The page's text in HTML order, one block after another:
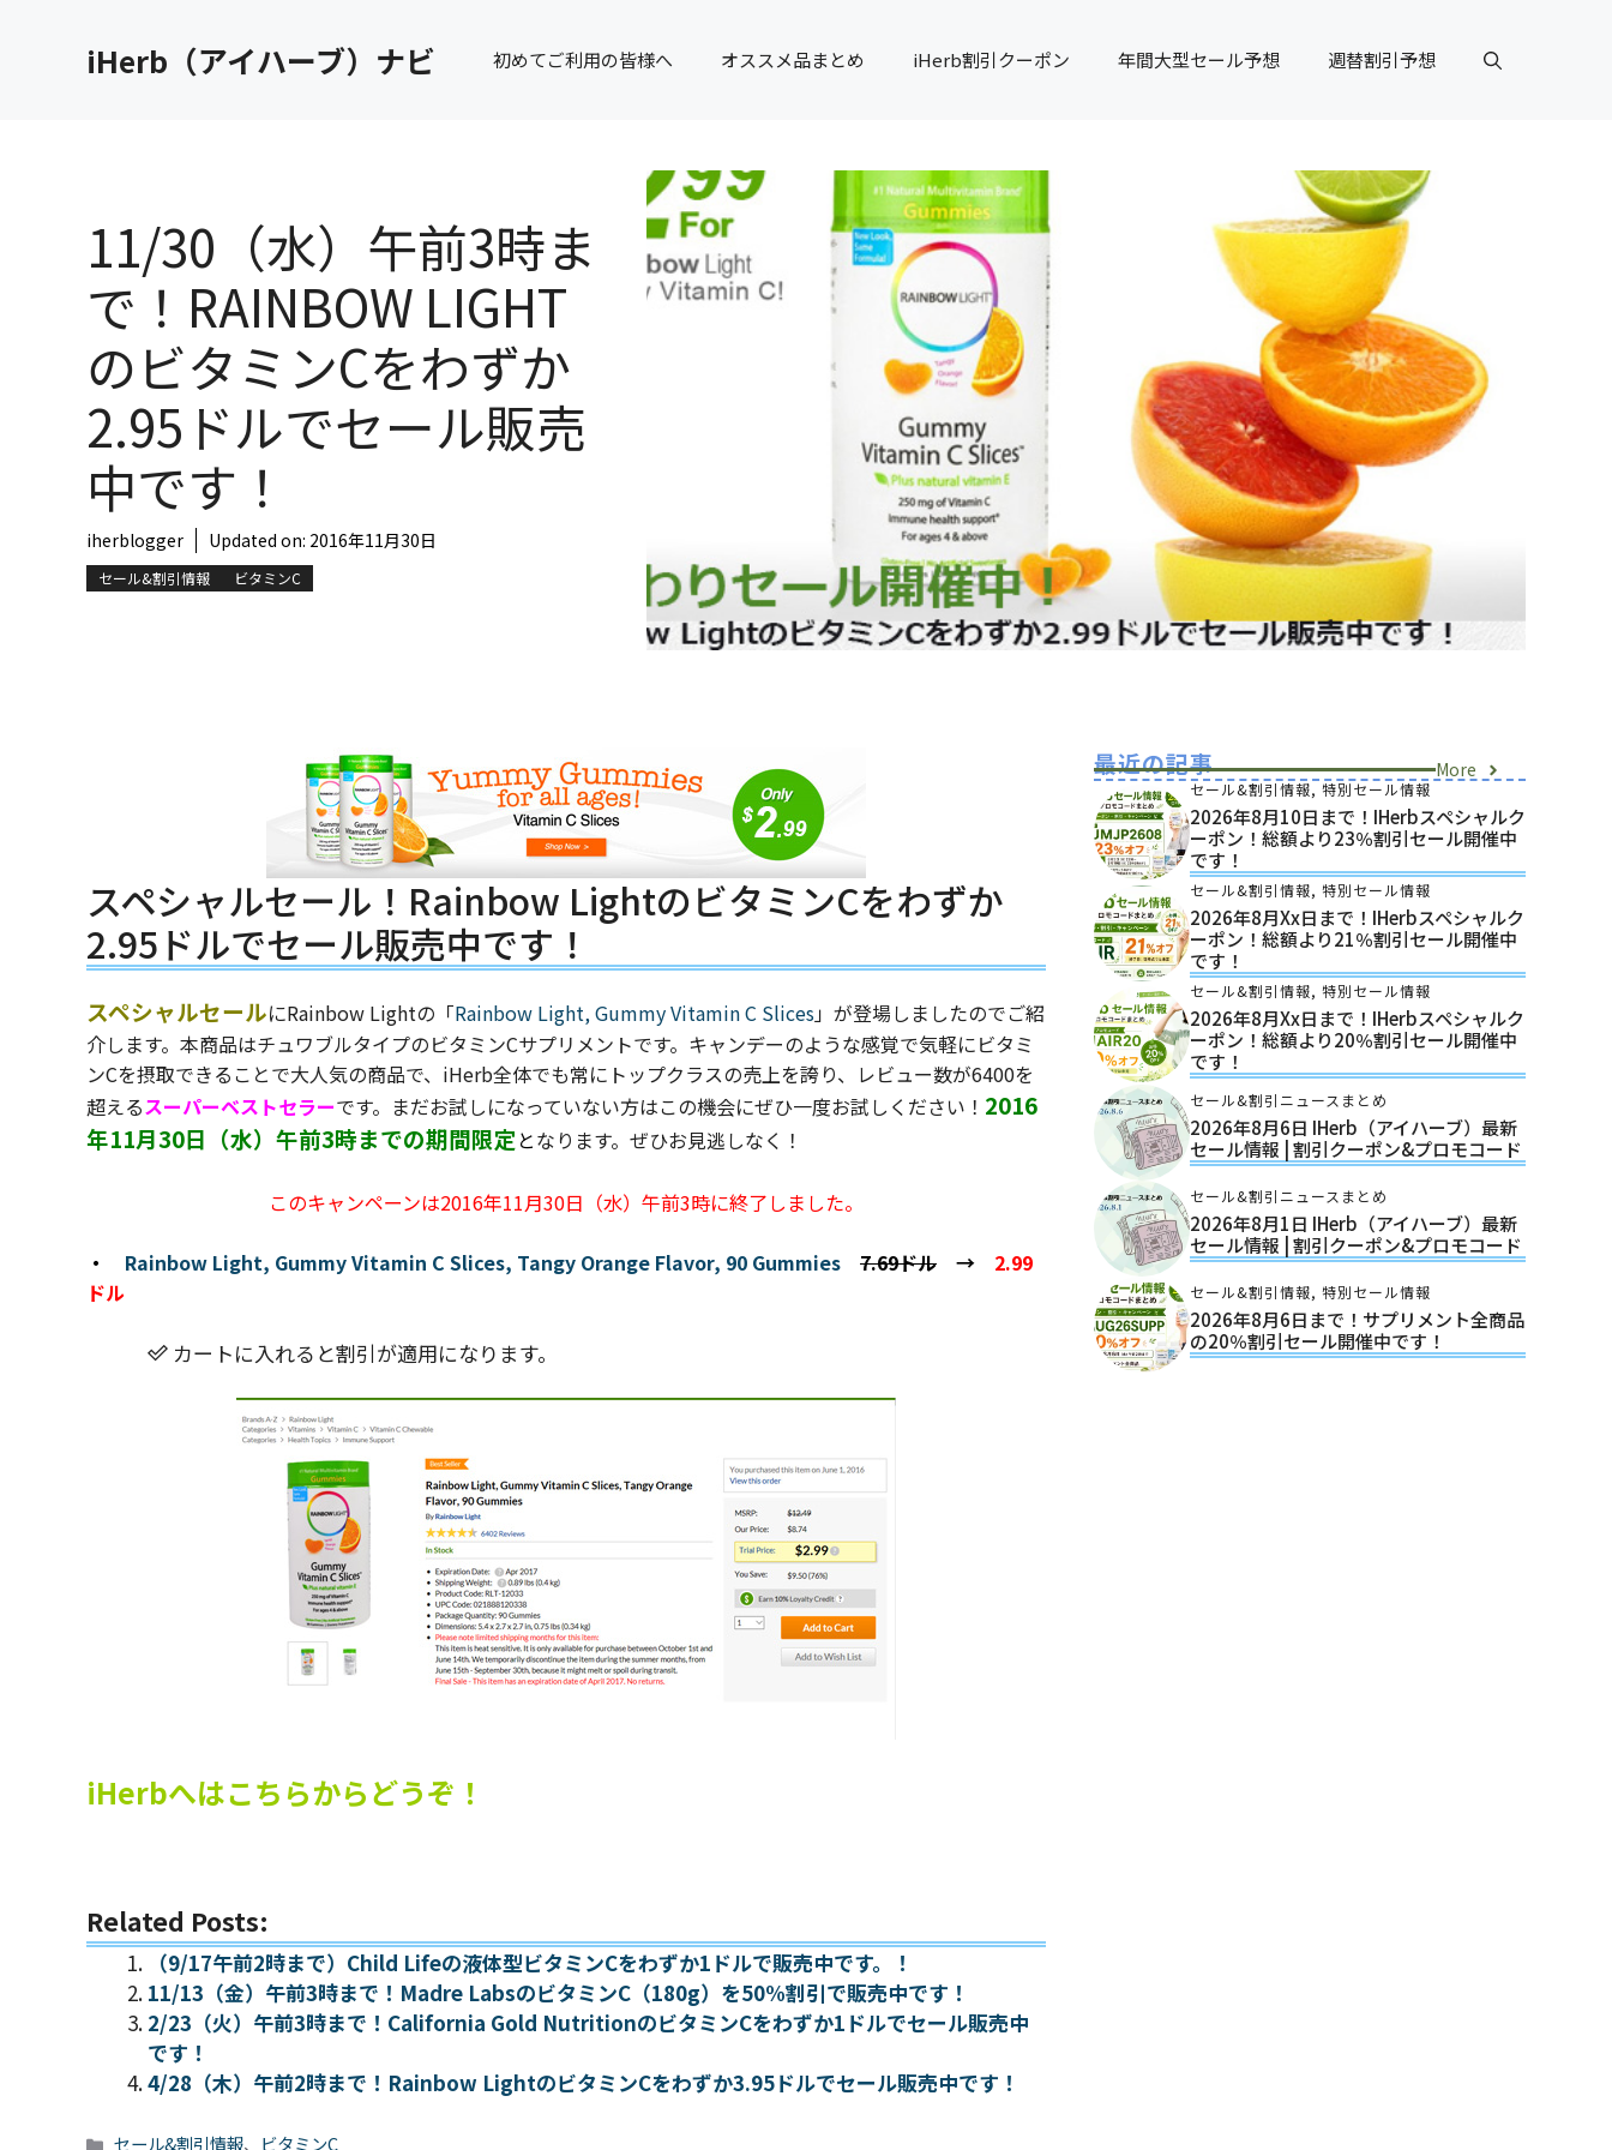
iHerb（アイハーブ）ナビ 初めてご利用の皆様へ オススメ品まとめ iHerb割引クーポン 年間大型セール予想 週替割引予想
11/30（水）午前3時ま
で！RAINBOW LIGHT
のビタミンCをわずか
2.95ドルでセール販売
中です！
iherblogger Updated on: 2016年11月30日
セール&割引情報 ビタミンC
スペシャルセール！Rainbow LightのビタミンCをわずか
2.95ドルでセール販売中です！
スペシャルセールにRainbow Lightの「Rainbow Light, Gummy Vitamin C Slices」が登場しましたのでご紹
介します。本商品はチュワブルタイプのビタミンCサプリメントです。キャンデーのような感覚で気軽にビタミ
ンCを摂取できることで大人気の商品で、iHerb全体でも常にトップクラスの売上を誇り、レビュー数が6400を
超えるスーパーベストセラーです。まだお試しになっていない方はこの機会にぜひ一度お試しください！ 2016
年11月30日（水）午前3時までの期間限定 となります。ぜひお見逃しなく！
このキャンペーンは2016年11月30日（水）午前3時に終了しました。
・ Rainbow Light, Gummy Vitamin C Slices, Tangy Orange Flavor, 90 Gummies 7.69ドル → 2.99
ドル
カートに入れると割引が適用になります。
iHerbへはこちらからどうぞ！
Related Posts:
（9/17午前2時まで）Child Lifeの液体型ビタミンCをわずか1ドルで販売中です。！
11/13（金）午前3時まで！Madre LabsのビタミンC（180g）を50%割引で販売中です！
2/23（火）午前3時まで！California Gold NutritionのビタミンCをわずか1ドルでセール販売中
です！
4/28（木）午前2時まで！Rainbow LightのビタミンCをわずか3.95ドルでセール販売中です！
カ
セール&割引情報、 ビタミンC
最近の記事 More
セール&割引情報, 特別セール情報
2026年8月10日まで！iHerbスペシャルク
ーポン！総額より23％割引セール開催中
です！
セール&割引情報, 特別セール情報
2026年8月xx日まで！iHerbスペシャルク
ーポン！総額より21％割引セール開催中
です！
セール&割引情報, 特別セール情報
2026年8月xx日まで！iHerbスペシャルク
ーポン！総額より20％割引セール開催中
です！
セール&割引ニュースまとめ
2026年8月6日 IHerb（アイハーブ）最新
セール情報 | 割引クーポン&プロモコード
セール&割引ニュースまとめ
2026年8月1日 IHerb（アイハーブ）最新
セール情報 | 割引クーポン&プロモコード
セール&割引情報, 特別セール情報
2026年8月6日まで！サプリメント全商品
の20％割引セール開催中です！